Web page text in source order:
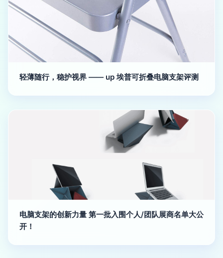
轻薄随行，稳护视界 —— up 埃普可折叠电脑支架评测
电脑支架的创新力量 第一批入围个人/团队展商名单大公
开！